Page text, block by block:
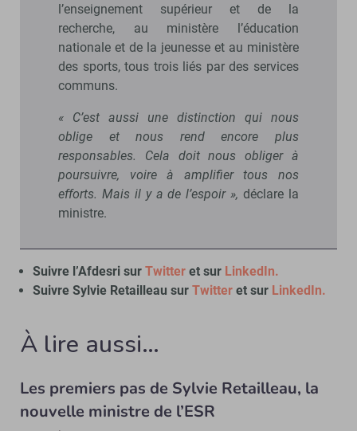
l’enseignement supérieur et de la
recherche, au ministère l’éducation
nationale et de la jeunesse et au ministère
des sports, tous trois liés par des services
communs.
« C’est aussi une distinction qui nous
oblige et nous rend encore plus
responsables. Cela doit nous obliger à
poursuivre, voire à amplifier tous nos
efforts. Mais il y a de l’espoir »,déclare la
ministre.
Suivre l’Afdesri sur Twitteret sur LinkedIn.
Suivre Sylvie Retailleau sur Twitteret sur LinkedIn.
À lire aussi…
Les premiers pas de Sylvie Retailleau, la
nouvelle ministre de l’ESR